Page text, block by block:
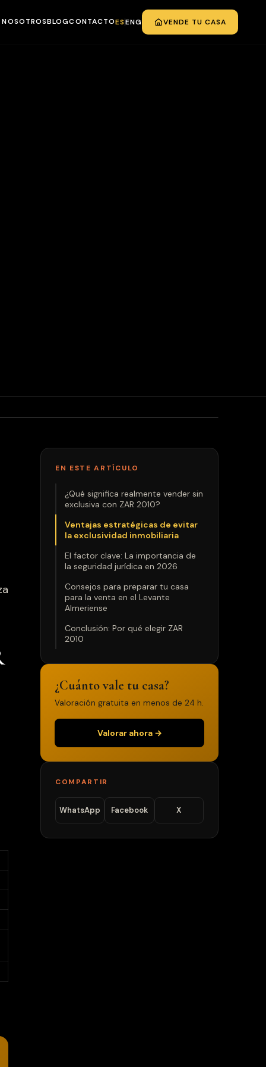
NOSOTROSBLOGCONTACTOES ENG VENDE TU CASA
EN ESTE ARTÍCULO
¿Qué significa realmente vender sin
exclusiva con ZAR 2010?
Ventajas estratégicas de evitar
la exclusividad inmobiliaria
El factor clave: La importancia de
la seguridad jurídica en 2026
Consejos para preparar tu casa
para la venta en el Levante
Almeriense
Conclusión: Por qué elegir ZAR
2010
¿Cuánto vale tu casa?
Valoración gratuita en menos de 24 h.
Valorar ahora →
COMPARTIR
WhatsApp Facebook X